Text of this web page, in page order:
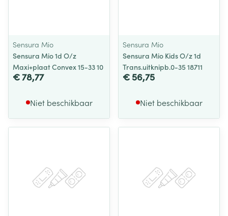
Sensura Mio
Sensura Mio 1d O/z
Maxi+plaat Convex 15-33 10
€ 78,77
Niet beschikbaar
Sensura Mio
Sensura Mio Kids O/z 1d
Trans.uitknipb.0-35 18711
€ 56,75
Niet beschikbaar